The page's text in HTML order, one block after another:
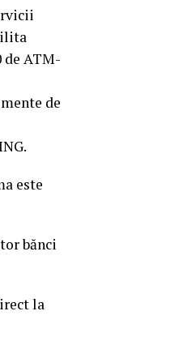
de ATM-
de
este
bănci
la